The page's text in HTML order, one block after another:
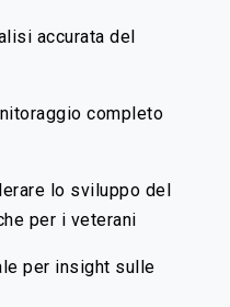
accurata del
completo
lo sviluppo del
per i veterani
per insight sulle